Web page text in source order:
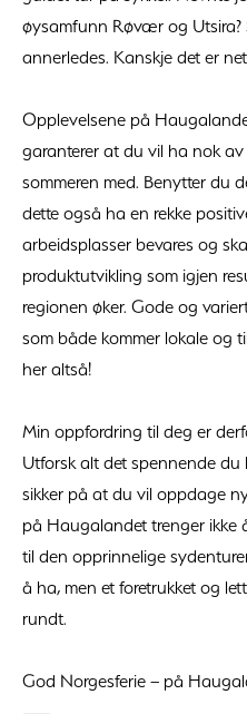
øysamfunn Røvær og
annerledes. Kanskje det er
Opplevelsene på
garanterer at du vil ha nok
sommeren med. Benytter du
dette også ha en rekke
arbeidsplasser bevares og
produktutvikling som igjen
regionen øker. Gode og
som både kommer lokale og
her altså!
Min oppfordring til deg er
Utforsk alt det spennende
sikker på at du vil oppdage
på Haugalandet trenger ikke
til den opprinnelige
å ha, men et foretrukket og
rundt.
God Norgesferie – på